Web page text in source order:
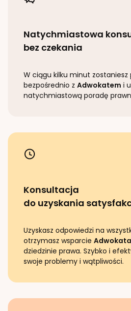
Natychmiastowa
bez czekania
W ciągu kilku minut zostaniesz
bezpośrednio z Adwokatem i
natychmiastową poradę
Konsultacja
do uzyskania
Uzyskasz odpowiedzi na
otrzymasz wsparcie Adwokata
dziedzinie prawa. Szybko i
swoje problemy i wątpliwości.